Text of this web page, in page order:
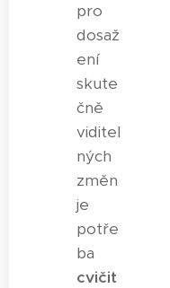
pro
dosaž
ení
skute
čně
viditel
ných
změn
je
potře
ba
cvičit